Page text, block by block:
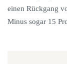
einen Rückgang
Minus sogar 15